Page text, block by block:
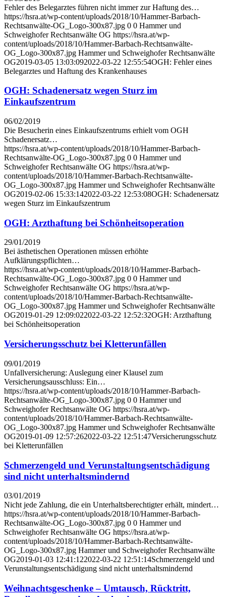
Fehler des Belegarztes führen nicht immer zur Haftung des…
https://hsra.at/wp-content/uploads/2018/10/Hammer-Barbach-
Rechtsanwälte-OG_Logo-300x87.jpg 0 0 Hammer und
Schweighofer Rechtsanwälte OG https://hsra.at/wp-
content/uploads/2018/10/Hammer-Barbach-Rechtsanwälte-
OG_Logo-300x87.jpg Hammer und Schweighofer Rechtsanwälte
OG2019-03-05 13:03:092022-03-22 12:55:54OGH: Fehler eines
Belegarztes und Haftung des Krankenhauses
OGH: Schadenersatz wegen Sturz im
Einkaufszentrum
06/02/2019
Die Besucherin eines Einkaufszentrums erhielt vom OGH
Schadenersatz…
https://hsra.at/wp-content/uploads/2018/10/Hammer-Barbach-
Rechtsanwälte-OG_Logo-300x87.jpg 0 0 Hammer und
Schweighofer Rechtsanwälte OG https://hsra.at/wp-
content/uploads/2018/10/Hammer-Barbach-Rechtsanwälte-
OG_Logo-300x87.jpg Hammer und Schweighofer Rechtsanwälte
OG2019-02-06 15:33:142022-03-22 12:53:08OGH: Schadenersatz
wegen Sturz im Einkaufszentrum
OGH: Arzthaftung bei Schönheitsoperation
29/01/2019
Bei ästhetischen Operationen müssen erhöhte
Aufklärungspflichten…
https://hsra.at/wp-content/uploads/2018/10/Hammer-Barbach-
Rechtsanwälte-OG_Logo-300x87.jpg 0 0 Hammer und
Schweighofer Rechtsanwälte OG https://hsra.at/wp-
content/uploads/2018/10/Hammer-Barbach-Rechtsanwälte-
OG_Logo-300x87.jpg Hammer und Schweighofer Rechtsanwälte
OG2019-01-29 12:09:022022-03-22 12:52:32OGH: Arzthaftung
bei Schönheitsoperation
Versicherungsschutz bei Kletterunfällen
09/01/2019
Unfallversicherung: Auslegung einer Klausel zum
Versicherungsausschluss: Ein…
https://hsra.at/wp-content/uploads/2018/10/Hammer-Barbach-
Rechtsanwälte-OG_Logo-300x87.jpg 0 0 Hammer und
Schweighofer Rechtsanwälte OG https://hsra.at/wp-
content/uploads/2018/10/Hammer-Barbach-Rechtsanwälte-
OG_Logo-300x87.jpg Hammer und Schweighofer Rechtsanwälte
OG2019-01-09 12:57:262022-03-22 12:51:47Versicherungsschutz
bei Kletterunfällen
Schmerzengeld und Verunstaltungsentschädigung
sind nicht unterhaltsmindernd
03/01/2019
Nicht jede Zahlung, die ein Unterhaltsberechtigter erhält, mindert…
https://hsra.at/wp-content/uploads/2018/10/Hammer-Barbach-
Rechtsanwälte-OG_Logo-300x87.jpg 0 0 Hammer und
Schweighofer Rechtsanwälte OG https://hsra.at/wp-
content/uploads/2018/10/Hammer-Barbach-Rechtsanwälte-
OG_Logo-300x87.jpg Hammer und Schweighofer Rechtsanwälte
OG2019-01-03 12:41:122022-03-22 12:51:14Schmerzengeld und
Verunstaltungsentschädigung sind nicht unterhaltsmindernd
Weihnachtsgeschenke – Umtausch, Rücktritt,